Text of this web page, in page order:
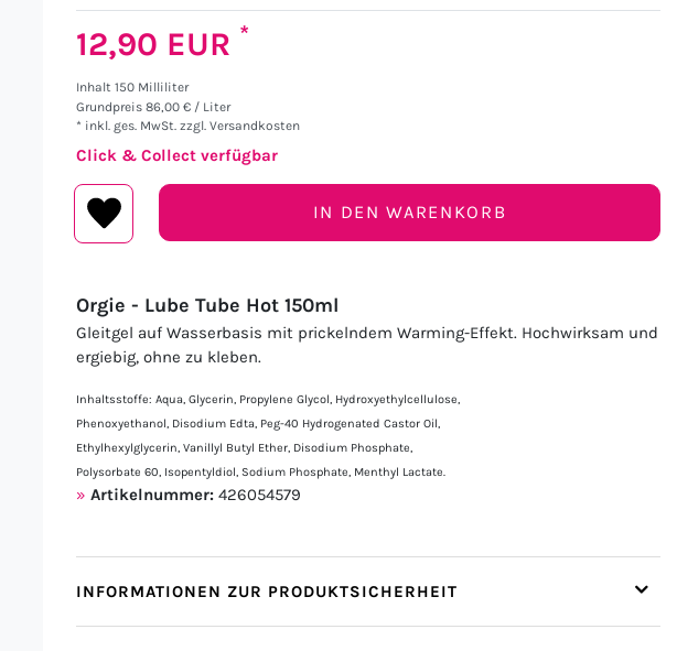
12,90 EUR *
Inhalt 150 Milliliter
Grundpreis 86,00 € / Liter
* inkl. ges. MwSt. zzgl. Versandkosten
Click & Collect verfügbar
IN DEN WARENKORB
Orgie - Lube Tube Hot 150ml
Gleitgel auf Wasserbasis mit prickelndem Warming-Effekt. Hochwirksam und
ergiebig, ohne zu kleben.
Inhaltsstoffe: Aqua, Glycerin, Propylene Glycol, Hydroxyethylcellulose,
Phenoxyethanol, Disodium Edta, Peg-40 Hydrogenated Castor Oil,
Ethylhexylglycerin, Vanillyl Butyl Ether, Disodium Phosphate,
Polysorbate 60, Isopentyldiol, Sodium Phosphate, Menthyl Lactate.
Artikelnummer: 426054579
INFORMATIONEN ZUR PRODUKTSICHERHEIT